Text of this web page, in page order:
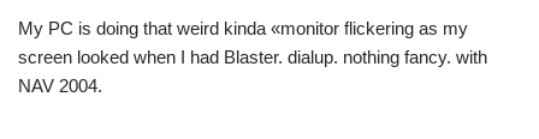
My PC is doing that weird kinda «monitor flickering as my
screen looked when I had Blaster. dialup. nothing fancy. with
NAV 2004.